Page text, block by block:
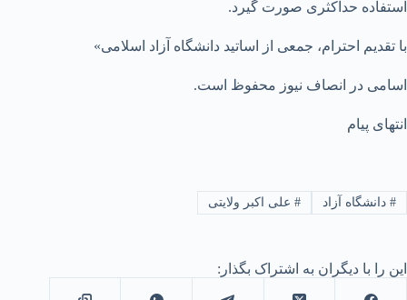
استفاده حداکثری صورت گیرد.
با تقدیم احترام، جمعی از اساتید دانشگاه آزاد اسلامی»
اسامی در انصاف نیوز محفوظ است.
انتهای پیام
#دانشگاه آزاد #علی اکبر ولایتی
این را با دیگران به اشتراک بگذار: